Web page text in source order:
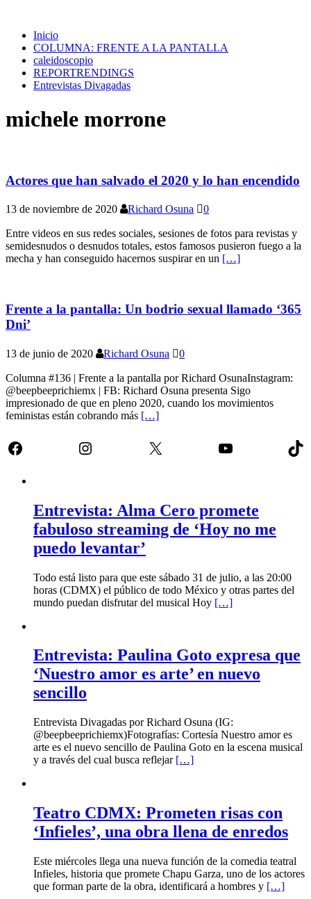
Inicio
COLUMNA: FRENTE A LA PANTALLA
caleidoscopio
REPORTRENDINGS
Entrevistas Divagadas
michele morrone
Actores que han salvado el 2020 y lo han encendido
13 de noviembre de 2020 Richard Osuna 0
Entre videos en sus redes sociales, sesiones de fotos para revistas y
semidesnudos o desnudos totales, estos famosos pusieron fuego a la
mecha y han conseguido hacernos suspirar en un […]
Frente a la pantalla: Un bodrio sexual llamado ‘365
Dni’
13 de junio de 2020 Richard Osuna 0
Columna #136 | Frente a la pantalla por Richard OsunaInstagram:
@beepbeeprichiemx | FB: Richard Osuna presenta Sigo
impresionado de que en pleno 2020, cuando los movimientos
feministas están cobrando más […]
Facebook Instagram X YouTube
Entrevista: Alma Cero promete
fabuloso streaming de ‘Hoy no me
puedo levantar’
Todo está listo para que este sábado 31 de julio, a las 20:00
horas (CDMX) el público de todo México y otras partes del
mundo puedan disfrutar del musical Hoy […]
Entrevista: Paulina Goto expresa que
‘Nuestro amor es arte’ en nuevo
sencillo
Entrevista Divagadas por Richard Osuna (IG:
@beepbeeprichiemx)Fotografías: Cortesía Nuestro amor es
arte es el nuevo sencillo de Paulina Goto en la escena musical
y a través del cual busca reflejar […]
Teatro CDMX: Prometen risas con
‘Infieles’, una obra llena de enredos
Este miércoles llega una nueva función de la comedia teatral
Infieles, historia que promete Chapu Garza, uno de los actores
que forman parte de la obra, identificará a hombres y […]